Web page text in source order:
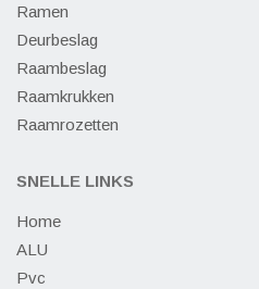
Ramen
Deurbeslag
Raambeslag
Raamkrukken
Raamrozetten
SNELLE LINKS
Home
ALU
Pvc